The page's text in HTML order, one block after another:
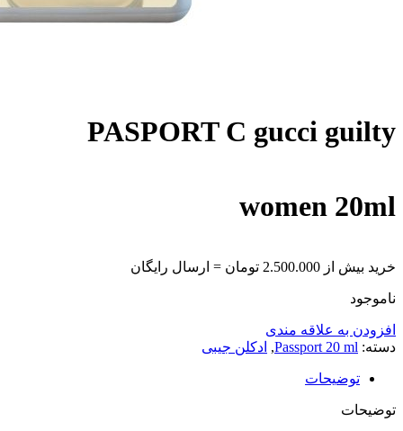
PASPORT C gucci guilty
women 20ml
خرید بیش از 2.500.000 تومان = ارسال رایگان
ناموجود
افزودن به علاقه مندی
دسته: Passport 20 ml
, ادکلن جیبی
توضیحات
توضیحات